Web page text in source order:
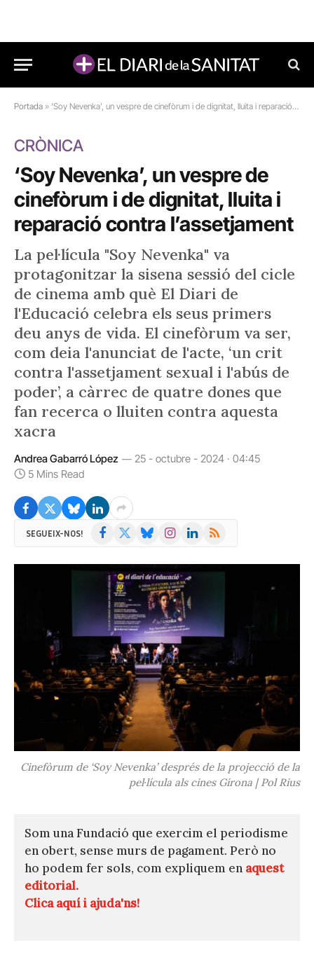
Portada » ‘Soy Nevenka’, un vespre de cinefòrum i de dignitat, lluita i reparació contra l’assetjament
CRÒNICA
‘Soy Nevenka’, un vespre de
cinefòrum i de dignitat, lluita i
reparació contra l’assetjament
La pel·lícula "Soy Nevenka" va
protagonitzar la sisena sessió del cicle
de cinema amb què El Diari de
l'Educació celebra els seus primers
deu anys de vida. El cinefòrum va ser,
com deia l'anunciat de l'acte, ‘un crit
contra l'assetjament sexual i l'abús de
poder’, a càrrec de quatre dones que
fan recerca o lluiten contra aquesta
xacra
Andrea Gabarró López
25 - octubre - 2024 · 04:45
5 Mins Read
SEGUEIX-NOS! Facebook BlueskyInstagramLinkedIn
RSS
Cinefòrum de ‘Soy Nevenka’ després de la projecció de la
pel·lícula als cines Girona | Pol Rius
Som una Fundació que exercim el periodisme
en obert, sense murs de pagament. Però no
ho podem fer sols, com expliquem en aquest
editorial.
Clica aquí i ajuda'ns!